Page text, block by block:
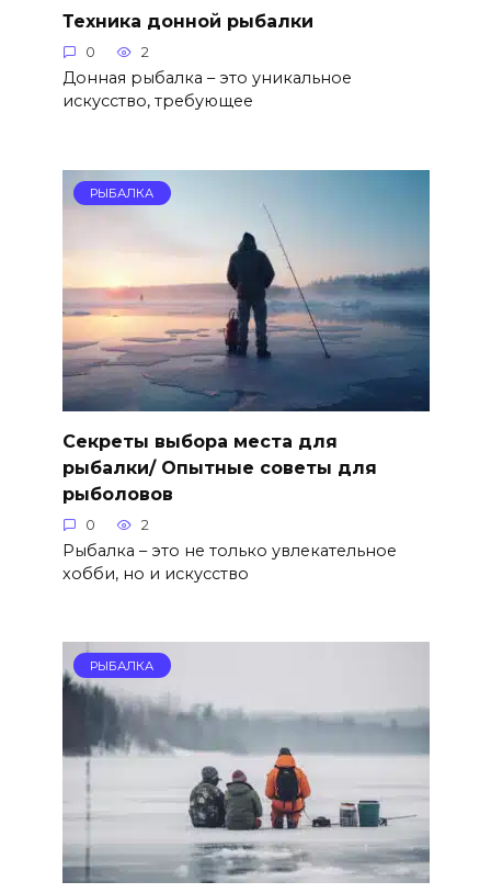
Техника донной рыбалки
0 2
Донная рыбалка – это уникальное
искусство, требующее
РЫБАЛКА
Секреты выбора места для
рыбалки/ Опытные советы для
рыболовов
0 2
Рыбалка – это не только увлекательное
хобби, но и искусство
РЫБАЛКА